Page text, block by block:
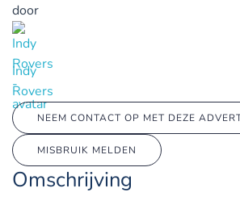
door
Indy
Rovers
NEEM CONTACT OP MET DEZE
MISBRUIK MELDEN
Omschrijving